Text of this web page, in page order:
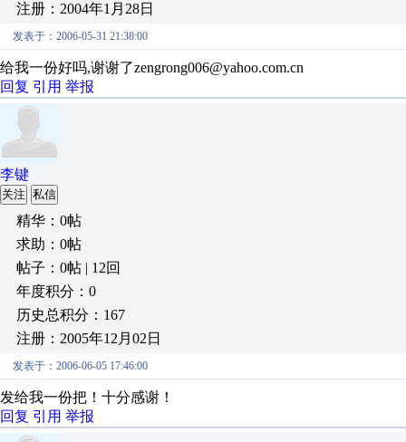
注册：2004年1月28日
发表于：2006-05-31 21:38:00
给我一份好吗,谢谢了zengrong006@yahoo.com.cn
回复 引用 举报
李键
关注 私信
精华：0帖
求助：0帖
帖子：0帖 | 12回
年度积分：0
历史总积分：167
注册：2005年12月02日
发表于：2006-06-05 17:46:00
发给我一份把！十分感谢！
回复 引用 举报